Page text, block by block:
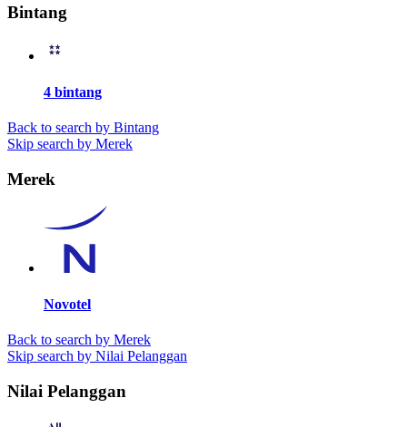
Bintang
4 bintang
Back to search by Bintang
Skip search by Merek
Merek
Novotel
Back to search by Merek
Skip search by Nilai Pelanggan
Nilai Pelanggan